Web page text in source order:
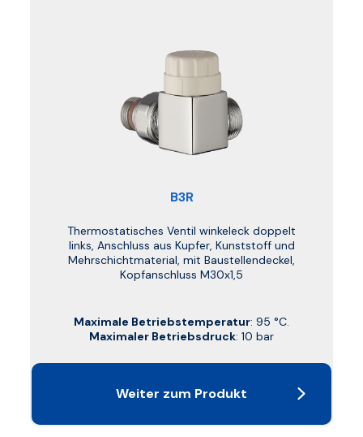
B3R
Thermostatisches Ventil winkeleck doppelt
links, Anschluss aus Kupfer, Kunststoff und
Mehrschichtmaterial, mit Baustellendeckel,
Kopfanschluss M30x1,5
Maximale Betriebstemperatur: 95 °C.
Maximaler Betriebsdruck: 10 bar
Weiter zum Produkt